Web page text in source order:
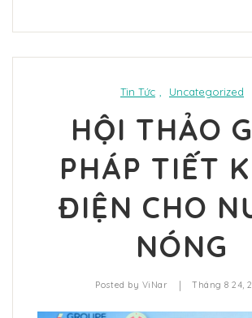
Tin Tức Uncategorized
HỘI THẢO
PHÁP TIẾT
ĐIỆN CHO
NÓNG
Posted by ViNar | Tháng 8 24,